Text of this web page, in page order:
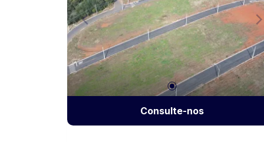
estar. Entre em contato e saiba mais!
Consulte-nos